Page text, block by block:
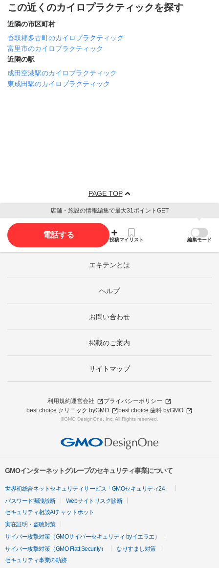
この近くのカイロプラクティックを探す
近隣の市区町村
香取郡多古町のカイロプラクティック
富里市のカイロプラクティック
近隣の駅
成田空港駅のカイロプラクティック
東成田駅のカイロプラクティック
PAGE TOP
店舗・施設の情報編集で最大31ポイントGET
電話する
投稿マイリスト 編集モード
エキテンとは
ヘルプ
お問い合わせ
掲載のご案内
サイトマップ
利用規約運営会社
プライバシーポリシー
best choice クリニック byGMO
best choice 歯科 byGMO
©GMO DesignOne, Inc. All Rights reserved.
GMOインターネットグループのセキュリティ事業について
世界初総合ネットセキュリティサービス「GMOセキュリティ24」
パスワード漏洩診断
Webサイトリスク診断
セキュリティ相談AIチャットボット
実在証明・盗聴対策
サイバー攻撃対策（GMOサイバーセキュリティ byイエラエ）
サイバー攻撃対策（GMO Flatt Security）
なりすまし対策
セキュリティ事業の軌跡